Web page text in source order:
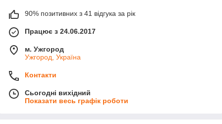
90% позитивних з 41 відгука за рік
Працює з 24.06.2017
м. Ужгород
Ужгород, Україна
Контакти
Сьогодні вихідний
Показати весь графік роботи